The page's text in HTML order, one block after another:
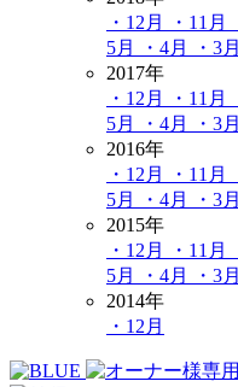
・12月
・11月
5月
・4月 ・3月
2017年
・12月
・11月
5月
・4月 ・3月
2016年
・12月
・11月
5月
・4月 ・3月
2015年
・12月
・11月
5月
・4月 ・3月
2014年
・12月